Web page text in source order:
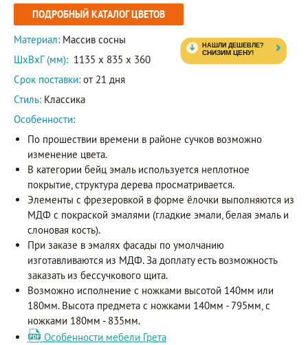
ПОДРОБНЫЙ КАТАЛОГ ЦВЕТОВ
Материал: Массив сосны
ШxВxГ (мм): 1135 x 835 x 360
Срок поставки: от 21 дня
Стиль: Классика
Особенности:
По прошествии времени в районе сучков возможно
изменение цвета.
В категории бейц эмаль используется неплотное
покрытие, структура дерева просматривается.
Элементы с фрезеровкой в форме ёлочки выполняются из
МДФ с покраской эмалями (гладкие эмали, белая эмаль и
слоновая кость).
При заказе в эмалях фасады по умолчанию
изготавливаются из МДФ. За доплату есть возможность
заказать из бессучкового щита.
Возможно исполнение с ножками высотой 140мм или
180мм. Высота предмета с ножками 140мм - 795мм, с
ножками 180мм - 835мм.
Особенности мебели Грета